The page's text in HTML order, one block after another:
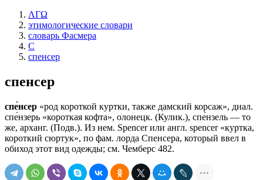
ΛΓΩ
этимологические словари
словарь Фасмера
С
спенсер
спенсер
спе́нсер «род короткой куртки, также дамский корсаж», диал.
спе́нзерь «короткая кофта», олонецк. (Кулик.), спе́нзель — то
же, арханг. (Подв.). Из нем. Sреnсеr или англ. sреnсеr «куртка,
короткий сюртук», по фам. лорда Спенсера, который ввел в
обиход этот вид одежды; см. Чемберс 482.